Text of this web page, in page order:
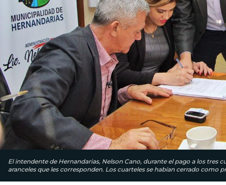
El intendente de Hernandarias, Nelson Cano, durante el pago a los
aranceles que les corresponden. Los cuarteles se habían cerrado como